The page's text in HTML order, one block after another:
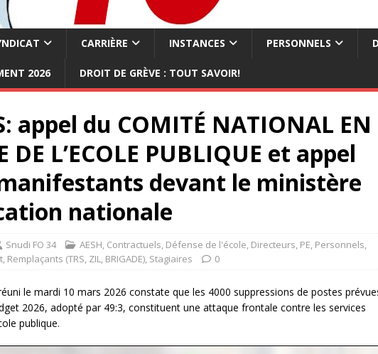
CARRIÈRE INSTANCES PERSONNELS
2026 DROIT DE GRÈVE : TOUT SAVOIR!
appel du COMITÉ NATIONAL EN
DE L’ECOLE PUBLIQUE et appel
devant le ministère
nationale
Snudi FO 34 AESH, Contractuels, Défense de l'école, Directeurs, PE, Personnels,
, Remplaçants (TRS, ZIL, BRIGADE), Stagiaires 0
le mardi 10 mars 2026 constate que les 4000 suppressions de postes
2026, adopté par 49:3, constituent une attaque frontale contre les services
publique.